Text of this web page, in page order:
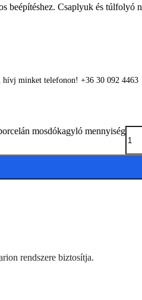
beépítéshez. Csaplyuk és
hívj minket telefonon! +36 30 092 4463
mosdókagyló mennyiség
rendszere biztosítja.